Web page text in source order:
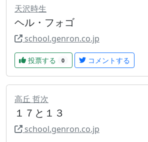
天沢時生
ヘル・フォゴ
school.genron.co.jp
投票する 0 コメントする
高丘 哲次
１７と１３
school.genron.co.jp